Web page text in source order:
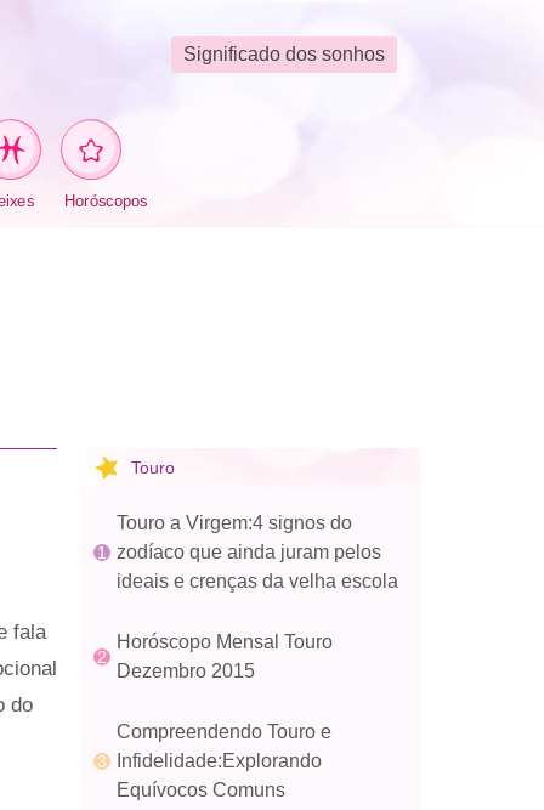
Significado dos sonhos
Horóscopos
fala
do
Touro
Touro a Virgem:4 signos do
zodíaco que ainda juram pelos
ideais e crenças da velha escola
Horóscopo Mensal Touro
Dezembro 2015
Compreendendo Touro e
Infidelidade:Explorando
Equívocos Comuns